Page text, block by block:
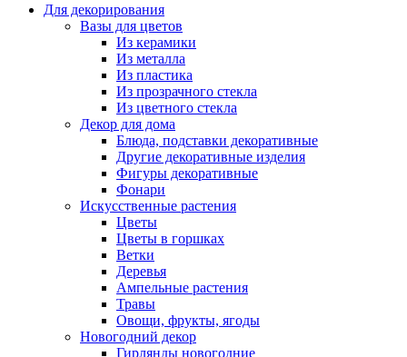
Для декорирования
Вазы для цветов
Из керамики
Из металла
Из пластика
Из прозрачного стекла
Из цветного стекла
Декор для дома
Блюда, подставки декоративные
Другие декоративные изделия
Фигуры декоративные
Фонари
Искусственные растения
Цветы
Цветы в горшках
Ветки
Деревья
Ампельные растения
Травы
Овощи, фрукты, ягоды
Новогодний декор
Гирлянды новогодние